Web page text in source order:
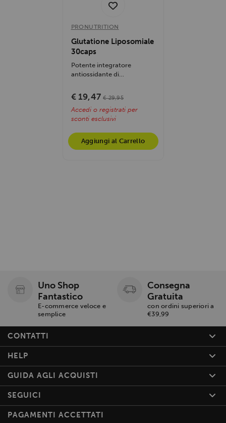
PRONUTRITION
Glutatione Liposomiale
30caps
Potente integratore
antiossidante di
tecnologia liposomiale,...
€ 19,47 € 29,95
Accedi o registrati per
sconti esclusivi
Aggiungi al Carrello
Uno Shop
Fantastico
E-commerce veloce e
semplice
Consegna
Gratuita
con ordini superiori a
€39,99
CONTATTI
HELP
GUIDA AGLI ACQUISTI
SEGUICI
PAGAMENTI ACCETTATI